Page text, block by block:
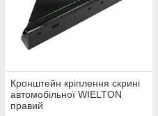
Кронштейн кріплення скрині
автомобільної WIELTON
правий